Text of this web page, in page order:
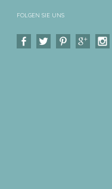
FOLGEN SIE UNS